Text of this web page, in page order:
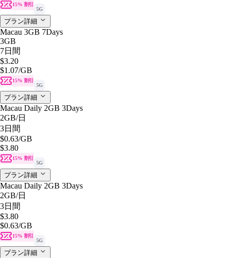
15% 割引
5G
プラン詳細
Macau 3GB 7Days
3GB
7日間
$3.20
$1.07/GB
15% 割引
5G
プラン詳細
Macau Daily 2GB 3Days
2GB/日
3日間
$0.63/GB
$3.80
15% 割引
5G
プラン詳細
Macau Daily 2GB 3Days
2GB/日
3日間
$3.80
$0.63/GB
15% 割引
5G
プラン詳細